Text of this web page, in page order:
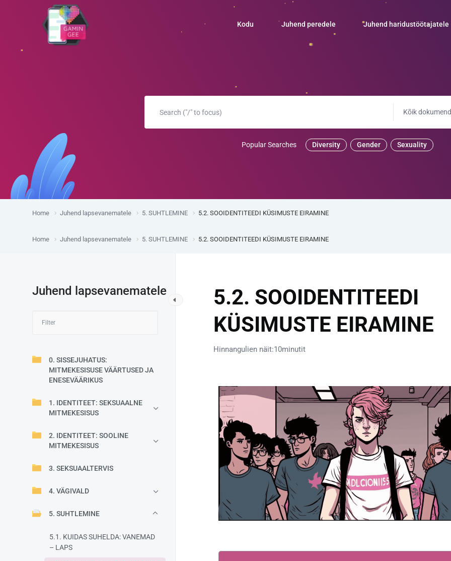
Kodu Juhend peredele Juhend haridustöötajatele
Kõik
Popular Searches Diversity Gender Sexuality
Home Juhend lapsevanematele 5. SUHTLEMINE 5.2. SOOIDENTITEEDI KÜSIMUSTE EIRAMINE
Home Juhend lapsevanematele 5. SUHTLEMINE 5.2. SOOIDENTITEEDI KÜSIMUSTE EIRAMINE
Juhend lapsevanematele
0. SISSEJUHATUS:
MITMEKESISUSE VÄÄRTUSED JA
ENESEVÄÄRIKUS
1. IDENTITEET: SEKSUAALNE
MITMEKESISUS
2. IDENTITEET: SOOLINE
MITMEKESISUS
3. SEKSUAALTERVIS
4. VÄGIVALD
5. SUHTLEMINE
5.1. KUIDAS SUHELDA: VANEMAD
– LAPS
5.2. SOOIDENTITEEDI
KÜSIMUSTE EIRAMINE
Hinnangulien näit:10minutit